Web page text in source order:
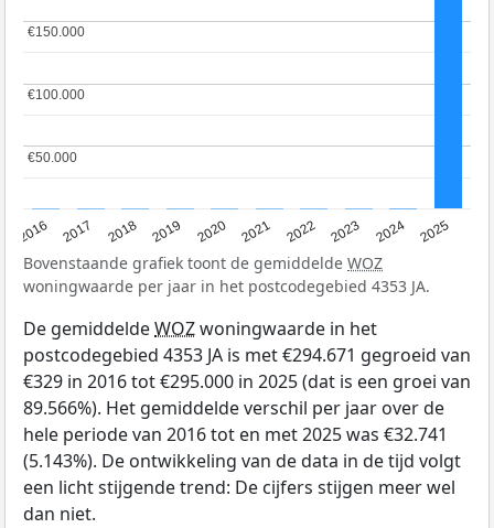
2016 2017 2018 2019 2020 2021 2022 2023 2024 2025
€50.000
€50.000
€100.000
€100.000
€150.000
€150.000
Bovenstaande grafiek toont de gemiddelde WOZ
woningwaarde per jaar in het postcodegebied 4353 JA.
De gemiddeldeWOZwoningwaarde in het
postcodegebied 4353 JA is met €294.671 gegroeid van
€329 in 2016 tot €295.000 in 2025 (dat is een groei van
89.566%). Het gemiddelde verschil per jaar over de
hele periode van 2016 tot en met 2025 was €32.741
(5.143%). De ontwikkeling van de data in de tijd volgt
een licht stijgende trend: De cijfers stijgen meer wel
dan niet.